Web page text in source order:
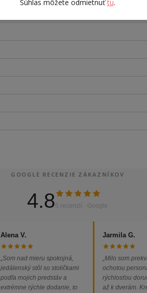
GOOGLE RECENZIE ZÁKAZNÍKOV
4.85 recenzií · Google
Alena V.
„Som nad mieru spokojná,
jedálenský stôl so stoličkami
podľa mojich predstáv a
extrémne rýchle dodanie, to
Jarmila G.
„Milo som
ochotou
rýchlosťou
až k dverám.
Súhlas môžete odmietnuťtu.